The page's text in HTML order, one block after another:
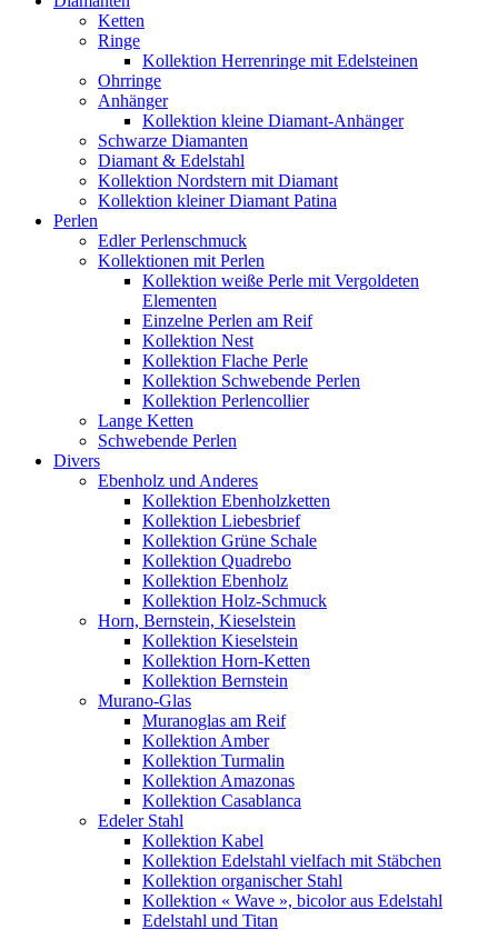
Ketten
Ringe
Kollektion Herrenringe mit Edelsteinen
Ohrringe
Anhänger
Kollektion kleine Diamant-Anhänger
Schwarze Diamanten
Diamant & Edelstahl
Kollektion Nordstern mit Diamant
Kollektion kleiner Diamant Patina
Perlen
Edler Perlenschmuck
Kollektionen mit Perlen
Kollektion weiße Perle mit Vergoldeten
Elementen
Einzelne Perlen am Reif
Kollektion Nest
Kollektion Flache Perle
Kollektion Schwebende Perlen
Kollektion Perlencollier
Lange Ketten
Schwebende Perlen
Divers
Ebenholz und Anderes
Kollektion Ebenholzketten
Kollektion Liebesbrief
Kollektion Grüne Schale
Kollektion Quadrebo
Kollektion Ebenholz
Kollektion Holz-Schmuck
Horn, Bernstein, Kieselstein
Kollektion Kieselstein
Kollektion Horn-Ketten
Kollektion Bernstein
Murano-Glas
Muranoglas am Reif
Kollektion Amber
Kollektion Turmalin
Kollektion Amazonas
Kollektion Casablanca
Edeler Stahl
Kollektion Kabel
Kollektion Edelstahl vielfach mit Stäbchen
Kollektion organischer Stahl
Kollektion « Wave », bicolor aus Edelstahl
Edelstahl und Titan